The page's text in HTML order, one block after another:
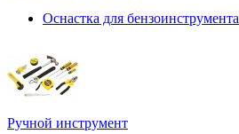
Оснастка для бензоинструмента
Ручной инструмент